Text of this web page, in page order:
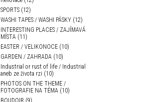
SPORTS (12)
WASHI TAPES / WASHI PÁSKY (12)
INTERESTING PLACES / ZAJÍMAVÁ
MÍSTA (11)
EASTER / VELIKONOCE (10)
GARDEN / ZAHRADA (10)
Industrial or rust of life / Industrial
aneb ze života rzi (10)
PHOTOS ON THE THEME /
FOTOGRAFIE NA TÉMA (10)
BOUDOIR (9)